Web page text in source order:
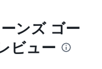
ンズ ゴー
ビュー